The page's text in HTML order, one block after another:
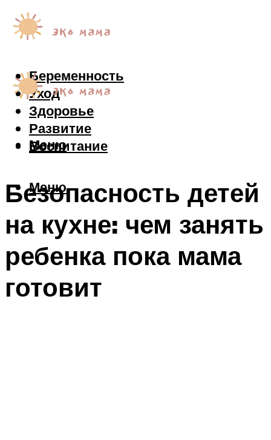
Беременность
Уход
Здоровье
Развитие
Воспитание
Меню
Меню
Безопасность детей
на кухне: чем занять
ребенка пока мама
готовит